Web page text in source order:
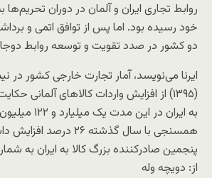
روابط تجاری ایران و آلمان در دوران
خود رسیده بود. اما پس از توافق اتمی و
دو کشور در صدد تقویت و توسعه روابط
ایرنا می‌نویسد، آمار تجارت خارجی کشور
(۱۳۹۵) از افزایش واردات کالاهای آلمانی
به ایران در این
همسنجی با سال گذشته ۲۶
پنجمین صادرکننده بزرگ کالا به ایران به
از: دویچه وله